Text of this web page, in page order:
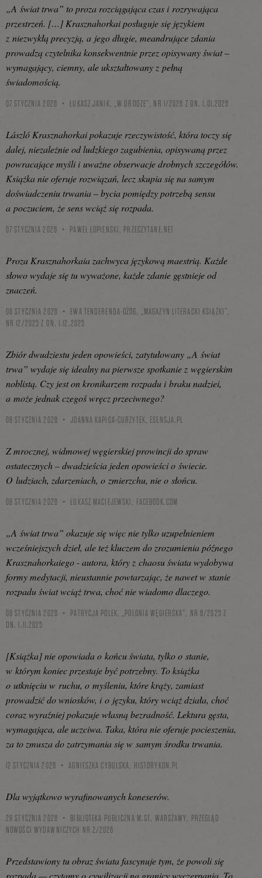
„A świat trwa” to proza rozciągająca czas i rozrywająca
przestrzeń. […] Krasznahorkai posługuje się językiem
z niezwykłą precyzją, a jego długie, meandrujące zdania
prowadzą czytelnika konsekwentnie przez opisywany świat –
wymagający, ciemny, ale ukształtowany z pełną
świadomością.
07 STYCZNIA 2026 ŁUKASZ JANIK, „W DRODZE”, NR 1/2026 Z DN. 1.01.2026
László Krasznahorkai pokazuje rzeczywistość, która toczy się
dalej, niezależnie od ludzkiego zagubienia, opisywaną przez
powracające myśli i uważne obserwacje drobnych szczegółów.
Książka nie oferuje rozwiązań, lecz skupia się na samym
doświadczeniu trwania – bycia pomiędzy potrzebą sensu
a poczuciem, że sens wciąż się rozpada.
07 STYCZNIA 2026 PAWEŁ ŁOPIENSKI, PRZECZYTANE.NET
Proza Krasznahorkaia zachwyca językową maestrią. Każde
słowo wydaje się tu wyważone, każde zdanie gęstnieje od
znaczeń.
08 STYCZNIA 2026
EWA TENDERENDA-OŻÓG, „MAGAZYN LITERACKI KSIĄŻKI”,
NR 12/2025 Z DN. 1.12.2025
Zbiór dwudziestu jeden opowieści, zatytułowany „A świat
trwa” wydaje się idealny na pierwsze spotkanie z węgierskim
noblistą. Czy jest on kronikarzem rozpadu i braku nadziei,
a może jednak czegoś wręcz przeciwnego?
08 STYCZNIA 2026 JOANNA KAPICA-CURZYTEK, ESENSJA.PL
Z mrocznej, widmowej węgierskiej prowincji do spraw
ostatecznych – dwadzieścia jeden opowieści o świecie.
O ludziach, zdarzeniach, o zmierzchu, nie o słońcu.
08 STYCZNIA 2026 ŁUKASZ MACIEJEWSKI, FACEBOOK.COM
„A świat trwa” okazuje się więc nie tylko uzupełnieniem
wcześniejszych dzieł, ale też kluczem do zrozumienia późnego
Krasznahorkaiego - autora, który z chaosu świata wydobywa
formy medytacji, nieustannie powtarzając, że nawet w stanie
rozpadu świat wciąż trwa, choć nie wiadomo dlaczego.
08 STYCZNIA 2026
PATRYCJA POLEK, „POLONIA WĘGIERSKA”, NR 6/2025 Z
DN. 1.11.2025
[Książka] nie opowiada o końcu świata, tylko o stanie,
w którym koniec przestaje być potrzebny. To książka
o utknięciu w ruchu, o myśleniu, które krąży, zamiast
prowadzić do wniosków, i o języku, który wciąż działa, choć
coraz wyraźniej pokazuje własną bezradność. Lektura gęsta,
wymagająca, ale uczciwa. Taka, która nie oferuje pocieszenia,
za to zmusza do zatrzymania się w samym środku trwania.
12 STYCZNIA 2026 AGNIESZKA CYBULSKA, HISTORYKON.PL
Dla wyjątkowo wyrafinowanych koneserów.
29 STYCZNIA 2026
BIBLIOTEKA PUBLICZNA M.ST. WARSZAWY, PRZEGLĄD
NOWOŚCI WYDAWNICZYCH NR 2/2026
Przedstawiony tu obraz świata fascynuje tym, że powoli się
rozpada — czytamy o cywilizacji na granicy wyczerpania. To